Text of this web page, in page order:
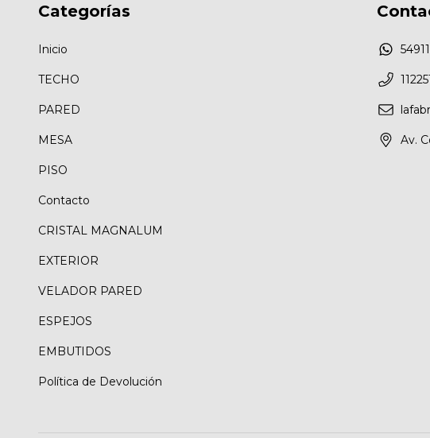
Categorías
Inicio
TECHO
PARED
MESA
PISO
Contacto
CRISTAL MAGNALUM
EXTERIOR
VELADOR PARED
ESPEJOS
EMBUTIDOS
Política de Devolución
Av.